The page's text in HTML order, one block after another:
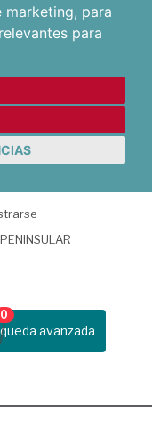
marketing, para
para
avanzada
0